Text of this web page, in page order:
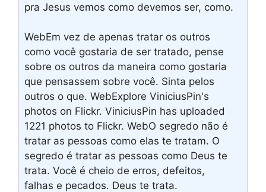
pra Jesus vemos como devemos ser, como.
WebEm vez de apenas tratar os outros
como você gostaria de ser tratado, pense
sobre os outros da maneira como gostaria
que pensassem sobre você. Sinta pelos
outros o que. WebExplore ViniciusPin's
photos on Flickr. ViniciusPin has uploaded
1221 photos to Flickr. WebO segredo não é
tratar as pessoas como elas te tratam. O
segredo é tratar as pessoas como Deus te
trata. Você é cheio de erros, defeitos,
falhas e pecados. Deus te trata.